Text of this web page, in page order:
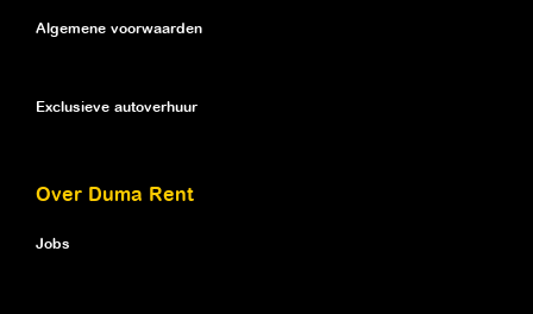
Algemene voorwaarden
Exclusieve autoverhuur
Over Duma Rent
Jobs